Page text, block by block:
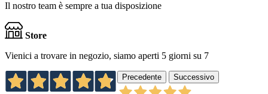
Il nostro team è sempre a tua disposizione
Store
Vienici a trovare in negozio, siamo aperti 5 giorni su 7
Precedente Successivo